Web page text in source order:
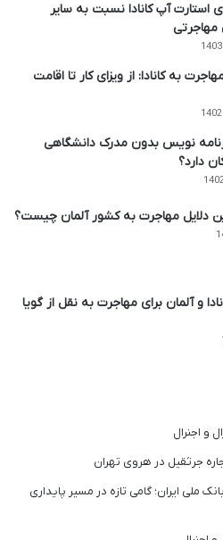
استارت آپ کانادا نسبت به سایر
مهاجرتی
به کانادا: از ویزای کار تا اقامت
نویس بدون مدرک دانشگاهی
دارد؟
دلایل مهاجرت به کشور آلمان چیست؟
و آلمان برای مهاجرت به نقل از گویا
و اجنرال
جرثقیل در هروی تهران
ملی ایران؛ گامی تازه در مسیر پایداری